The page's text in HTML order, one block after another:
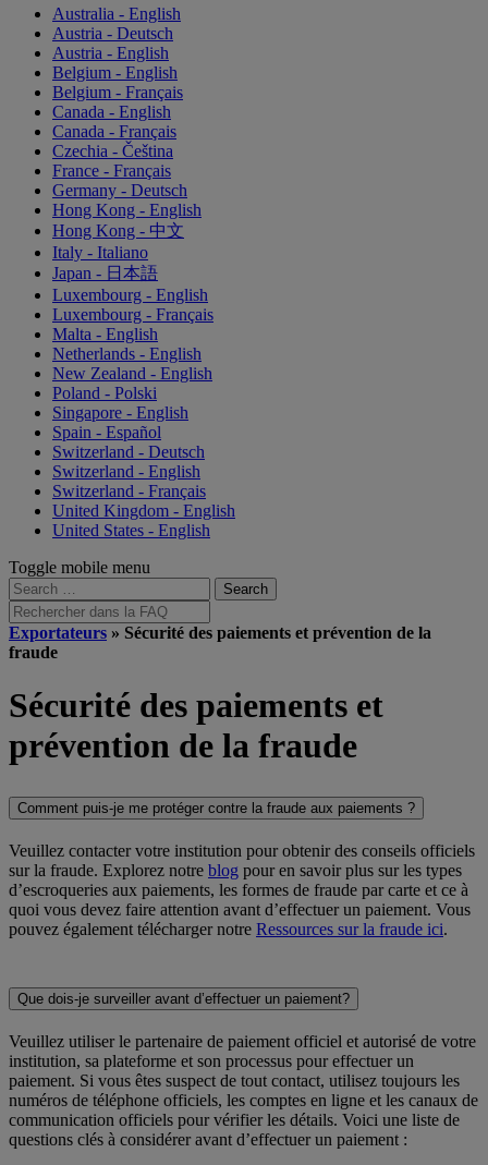
Australia - English
Austria - Deutsch
Austria - English
Belgium - English
Belgium - Français
Canada - English
Canada - Français
Czechia - Čeština
France - Français
Germany - Deutsch
Hong Kong - English
Hong Kong - 中文
Italy - Italiano
Japan - 日本語
Luxembourg - English
Luxembourg - Français
Malta - English
Netherlands - English
New Zealand - English
Poland - Polski
Singapore - English
Spain - Español
Switzerland - Deutsch
Switzerland - English
Switzerland - Français
United Kingdom - English
United States - English
Toggle mobile menu
Search
for:
Rechercher
dans
la
Exportateurs » Sécurité des paiements et prévention de la
fraude
Sécurité des paiements et
prévention de la fraude
Comment puis-je me protéger contre la fraude aux paiements ?
Veuillez contacter votre institution pour obtenir des conseils officiels
sur la fraude. Explorez notre blog pour en savoir plus sur les types
d’escroqueries aux paiements, les formes de fraude par carte et ce à
quoi vous devez faire attention avant d’effectuer un paiement. Vous
pouvez également télécharger notre Ressources sur la fraude ici.
Que dois-je surveiller avant d’effectuer un paiement?
Veuillez utiliser le partenaire de paiement officiel et autorisé de votre
institution, sa plateforme et son processus pour effectuer un
paiement. Si vous êtes suspect de tout contact, utilisez toujours les
numéros de téléphone officiels, les comptes en ligne et les canaux de
communication officiels pour vérifier les détails. Voici une liste de
questions clés à considérer avant d’effectuer un paiement :